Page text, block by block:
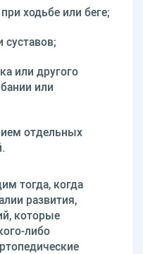
ходьбе или беге;
или другого
или
отдельных
тогда, когда
развития,
которые
либо